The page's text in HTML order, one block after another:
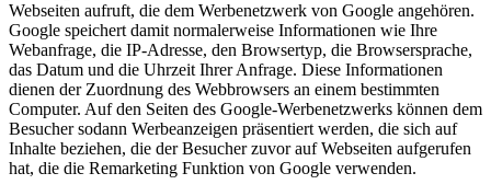
Webseiten aufruft, die dem Werbenetzwerk von Google angehören.
Google speichert damit normalerweise Informationen wie Ihre
Webanfrage, die IP-Adresse, den Browsertyp, die Browsersprache,
das Datum und die Uhrzeit Ihrer Anfrage. Diese Informationen
dienen der Zuordnung des Webbrowsers an einem bestimmten
Computer. Auf den Seiten des Google-Werbenetzwerks können dem
Besucher sodann Werbeanzeigen präsentiert werden, die sich auf
Inhalte beziehen, die der Besucher zuvor auf Webseiten aufgerufen
hat, die die Remarketing Funktion von Google verwenden.